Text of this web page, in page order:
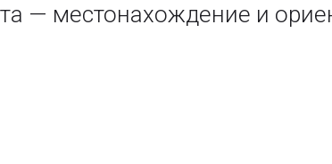
— местонахождение и